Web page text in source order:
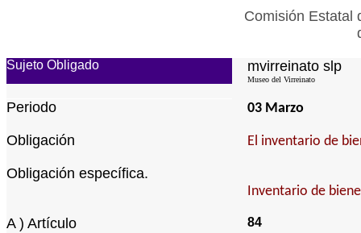
Comisión Estatal
Sujeto Obligado mvirreinato slp
Museo del Virreinato
Periodo 03 Marzo
Obligación El inventario de
Obligación específica.
Inventario de
A ) Artículo 84